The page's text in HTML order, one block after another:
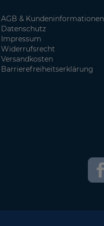
AGB & Kundeninformationen
Datenschutz
Impressum
Widerrufsrecht
Versandkosten
Barrierefreiheitserklärung